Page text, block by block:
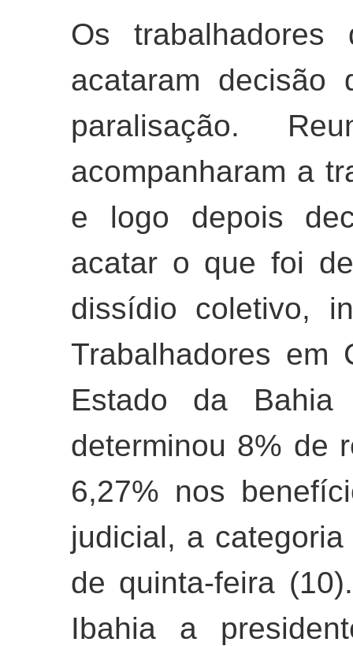
Os
acataram decisão
paralisação.
acompanharam a
e logo depois
acatar o que foi
dissídio coletivo,
Trabalhadores em
Estado da
determinou 8% de
6,27% nos
judicial, a
de quinta-feira
Ibahia a